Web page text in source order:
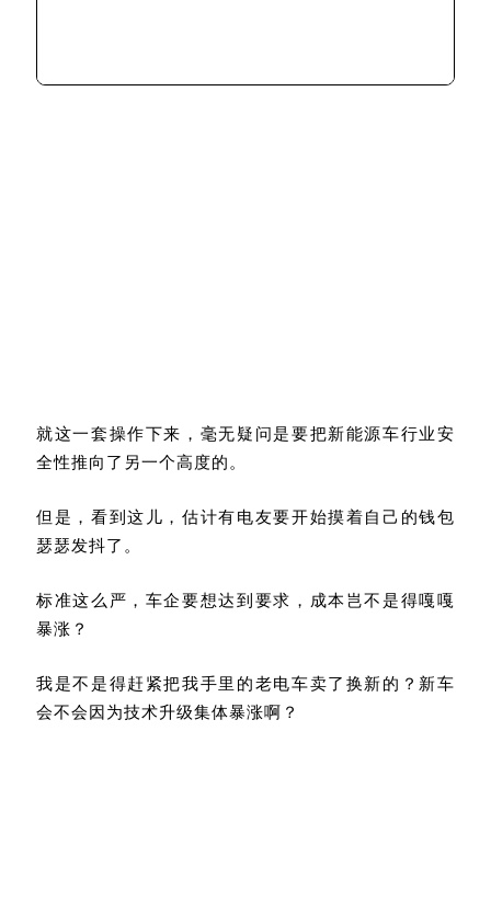
就这一套操作下来，毫无疑问是要把新能源车行业安
全性推向了另一个高度的。
但是，看到这儿，估计有电友要开始摸着自己的钱包
瑟瑟发抖了。
标准这么严，车企要想达到要求，成本岂不是得嘎嘎
暴涨？
我是不是得赶紧把我手里的老电车卖了换新的？新车
会不会因为技术升级集体暴涨啊？